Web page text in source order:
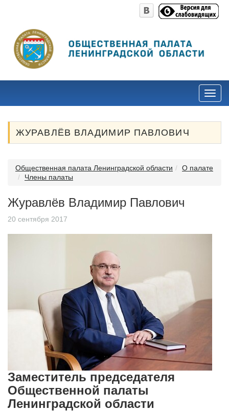
ЖУРАВЛЁВ ВЛАДИМИР ПАВЛОВИЧ
Общественная палата Ленинградской области
О палате
Члены палаты
Журавлёв Владимир Павлович
20 сентября 2017
Заместитель председателя
Общественной палаты
Ленинградской области